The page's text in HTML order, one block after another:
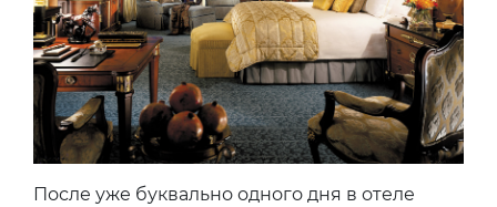
После уже буквально одного дня в отеле